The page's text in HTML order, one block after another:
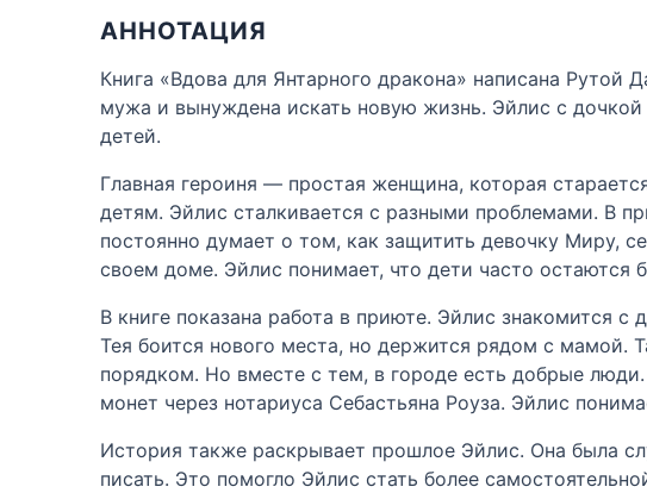
АННОТАЦИЯ
Книга «Вдова для Янтарного дракона» написана
мужа и вынуждена искать новую жизнь. Эйлис с дочкой
детей.
Главная героиня — простая женщина, которая
детям. Эйлис сталкивается с разными проблемами. В
постоянно думает о том, как защитить девочку Миру,
своем доме. Эйлис понимает, что дети часто
В книге показана работа в приюте. Эйлис знакомится
Тея боится нового места, но держится рядом с мамой.
порядком. Но вместе с тем, в городе есть добрые
монет через нотариуса Себастьяна Роуза. Эйлис
История также раскрывает прошлое Эйлис. Она была
писать. Это помогло Эйлис стать более